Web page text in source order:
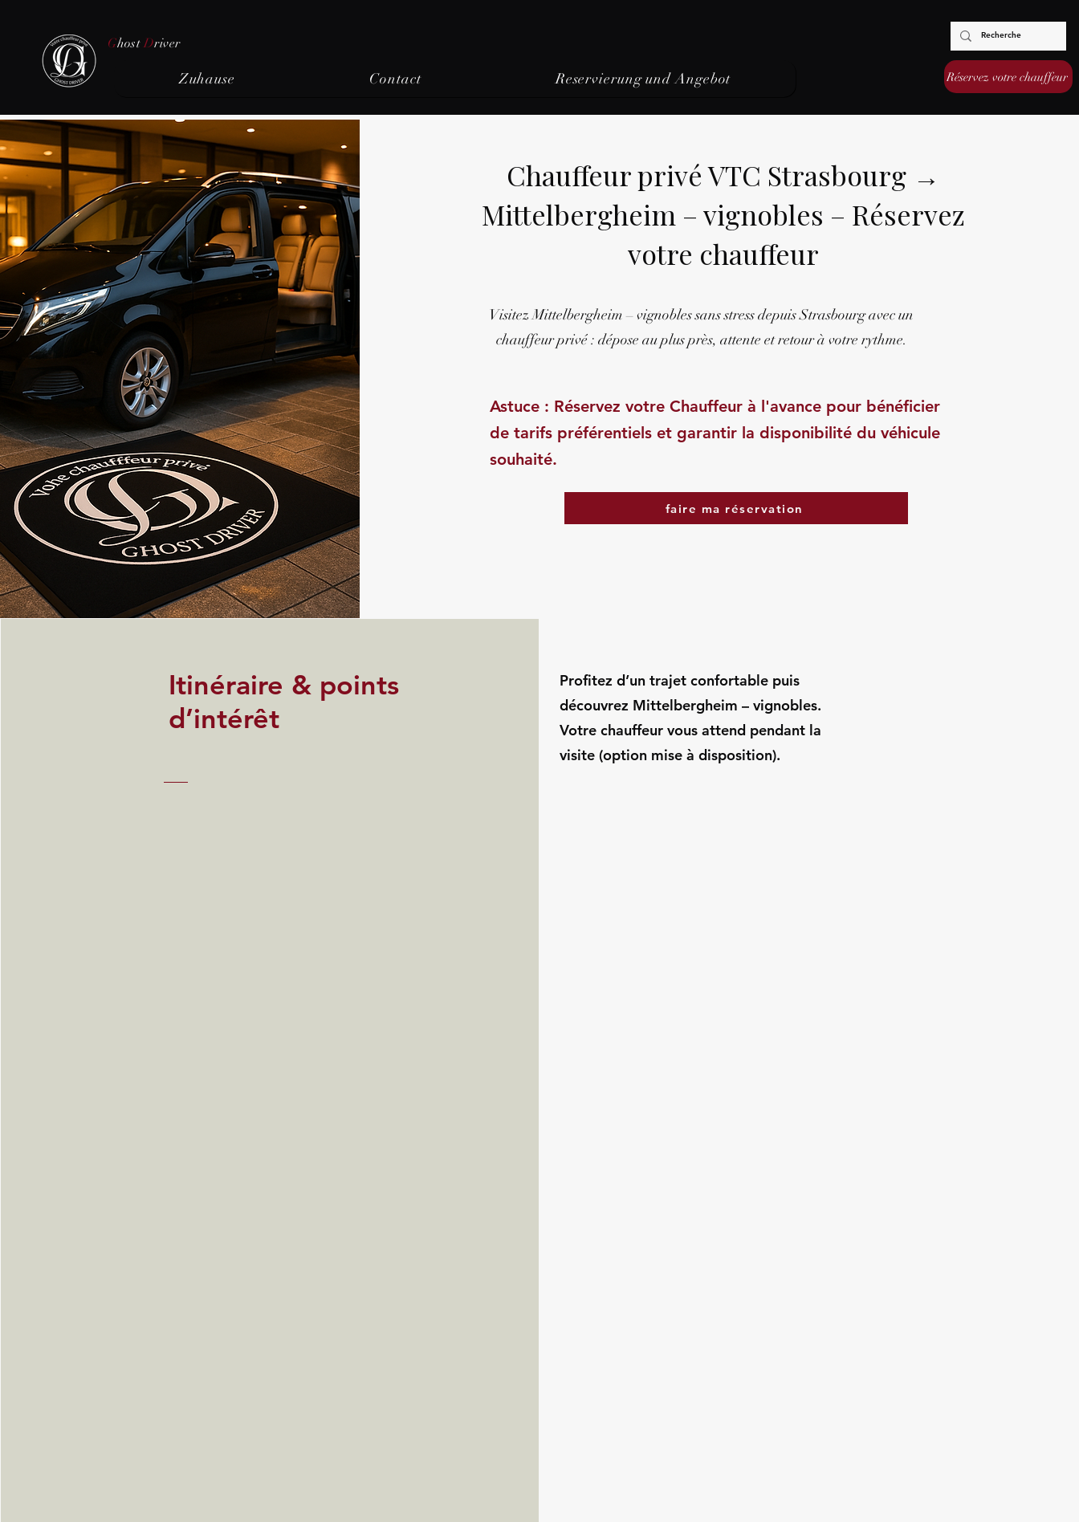
Ghost Driver
Zuhause Contact Reservierung und Angebot Réservez votre chauffeur
Chauffeur privé VTC Strasbourg →
Mittelbergheim – vignobles – Réservez
votre chauffeur
Visitez Mittelbergheim – vignobles sans stress depuis Strasbourg avec un
chauffeur privé : dépose au plus près, attente et retour à votre rythme.
Astuce : Réservez votre Chauffeur à l'avance pour bénéficier
de tarifs préférentiels et garantir la disponibilité du véhicule
souhaité.
faire ma réservation
Itinéraire & points
d’intérêt
Profitez d’un trajet confortable puis
découvrez Mittelbergheim – vignobles.
Votre chauffeur vous attend pendant la
visite (option mise à disposition).